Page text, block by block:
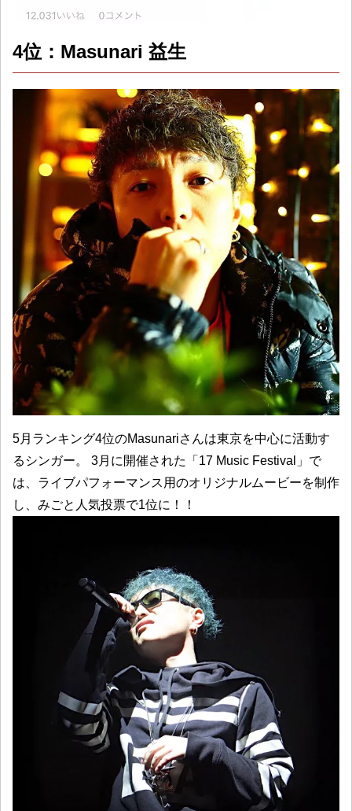
4位：Masunari 益生
5月ランキング4位のMasunariさんは東京を中心に活動す
るシンガー。 3月に開催された「17 Music Festival」で
は、ライブパフォーマンス用のオリジナルムービーを制作
し、みごと人気投票で1位に！！